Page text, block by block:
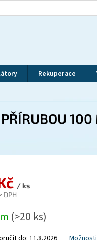
ŘÁD
Rekuperace
/ ks
DPH
(>20 ks)
do: 11.8.2026